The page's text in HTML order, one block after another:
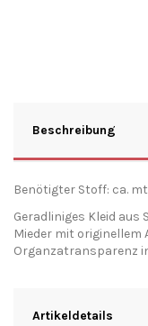
Beschreibung
Benötigter Stoff: ca.
Geradliniges Kleid aus
Mieder mit
Organzatransparenz
Artikeldetails